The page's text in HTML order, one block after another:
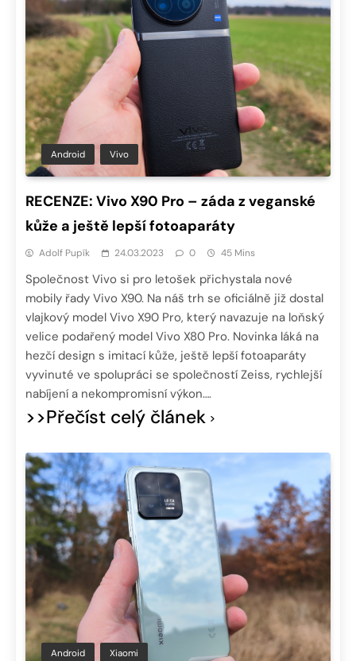
Android Vivo
RECENZE: Vivo X90 Pro – záda z veganské
kůže a ještě lepší fotoaparáty
Adolf Pupík 24.03.2023 0 45 Mins
Společnost Vivo si pro letošek přichystala nové
mobily řady Vivo X90. Na náš trh se oficiálně již dostal
vlajkový model Vivo X90 Pro, který navazuje na loňský
velice podařený model Vivo X80 Pro. Novinka láká na
hezčí design s imitací kůže, ještě lepší fotoaparáty
vyvinuté ve spolupráci se společností Zeiss, rychlejší
nabíjení a nekompromisní výkon….
>>Přečíst celý článek
Android Xiaomi